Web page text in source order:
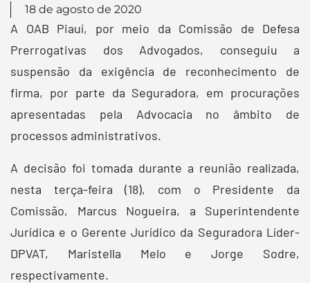
18 de agosto de 2020
A OAB Piauí, por meio da Comissão de Defesa
Prerrogativas dos Advogados, conseguiu a
suspensão da exigência de reconhecimento de
firma, por parte da Seguradora, em procurações
apresentadas pela Advocacia no âmbito de
processos administrativos.
A decisão foi tomada durante a reunião realizada,
nesta terça-feira (18), com o Presidente da
Comissão, Marcus Nogueira, a Superintendente
Jurídica e o Gerente Jurídico da Seguradora Líder-
DPVAT, Maristella Melo e Jorge Sodre,
respectivamente.